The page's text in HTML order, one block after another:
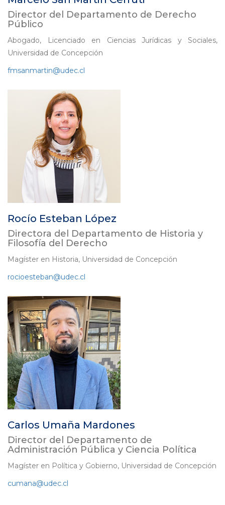
Director del Departamento de Derecho
Público
Abogado, Licenciado en Ciencias Jurídicas y Sociales,
Universidad de Concepción
fmsanmartin@udec.cl
Rocío Esteban López
Directora del Departamento de Historia y
Filosofía del Derecho
Magíster en Historia, Universidad de Concepción
rocioesteban@udec.cl
Carlos Umaña Mardones
Director del Departamento de
Administración Pública y Ciencia Política
Magíster en Política y Gobierno, Universidad de Concepción
cumana@udec.cl